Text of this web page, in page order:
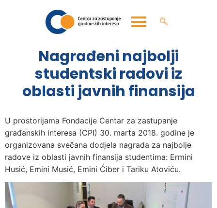
Nagrađeni najbolji
studentski radovi iz
oblasti javnih finansija
U prostorijama Fondacije Centar za zastupanje
građanskih interesa (CPI) 30. marta 2018. godine je
organizovana svečana dodjela nagrada za najbolje
radove iz oblasti javnih finansija studentima: Ermini
Husić, Emini Musić, Emini Ćiber i Tariku Atoviću.